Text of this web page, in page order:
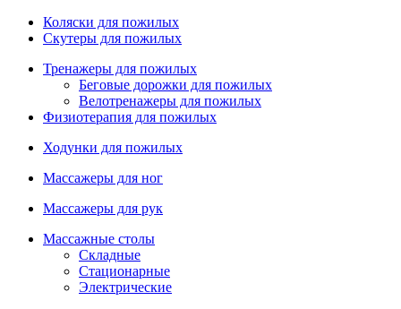
Коляски для пожилых
Скутеры для пожилых
Тренажеры для пожилых
Беговые дорожки для пожилых
Велотренажеры для пожилых
Физиотерапия для пожилых
Ходунки для пожилых
Массажеры для ног
Массажеры для рук
Массажные столы
Складные
Стационарные
Электрические